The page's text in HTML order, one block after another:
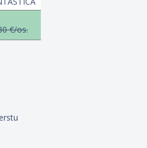
€/os.